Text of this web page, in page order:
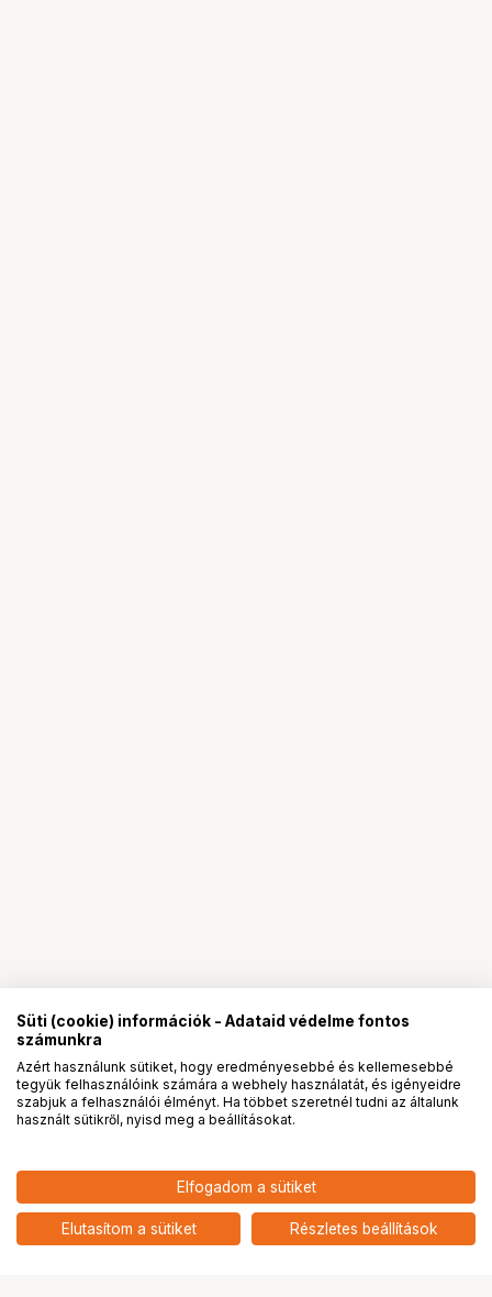
Insta360 X5 gyorskioldó tartó
add
PROpartnerségek
Süti (cookie) információk - Adataid védelme fontos
számunkra
Azért használunk sütiket, hogy eredményesebbé és kellemesebbé
tegyük felhasználóink számára a webhely használatát, és igényeidre
szabjuk a felhasználói élményt. Ha többet szeretnél tudni az általunk
használt sütikről, nyisd meg a beállításokat.
Elfogadom a sütiket
Elutasítom a sütiket Részletes beállítások